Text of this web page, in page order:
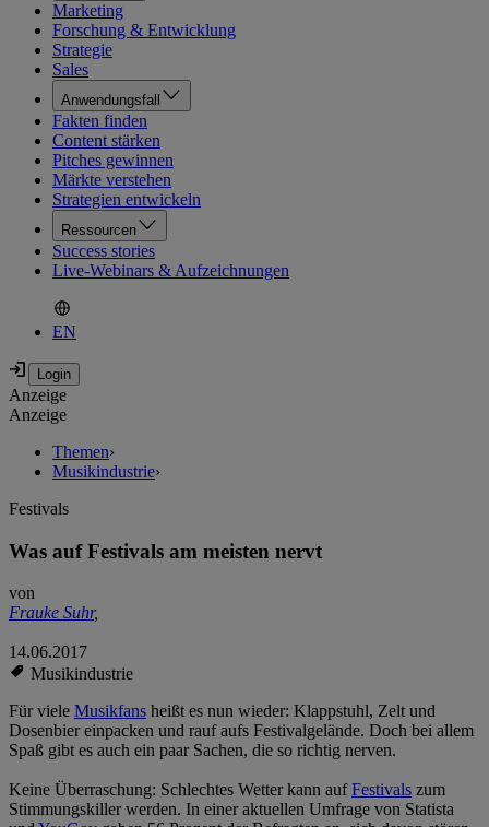
Marketing
Forschung & Entwicklung
Strategie
Sales
Anwendungsfall
Fakten finden
Content stärken
Pitches gewinnen
Märkte verstehen
Strategien entwickeln
Ressourcen
Success stories
Live-Webinars & Aufzeichnungen
EN
Anzeige
Anzeige
Themen›
Musikindustrie›
Festivals
Was auf Festivals am meisten nervt
von
Frauke Suhr,
14.06.2017
Musikindustrie
Für viele Musikfans heißt es nun wieder: Klappstuhl, Zelt und
Dosenbier einpacken und rauf aufs Festivalgelände. Doch bei allem
Spaß gibt es auch ein paar Sachen, die so richtig nerven.
Keine Überraschung: Schlechtes Wetter kann aufFestivals zum
Stimmungskiller werden. In einer aktuellen Umfrage von Statista